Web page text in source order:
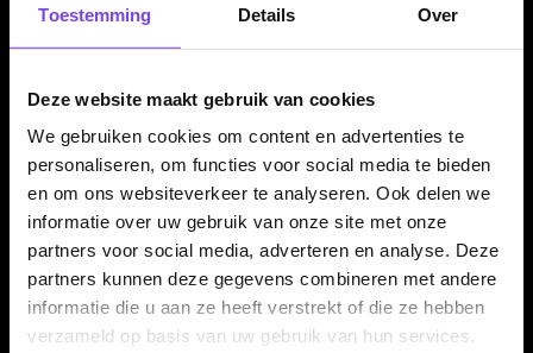
Toestemming Details Over
Deze website maakt gebruik van cookies
We gebruiken cookies om content en advertenties te
personaliseren, om functies voor social media te bieden
en om ons websiteverkeer te analyseren. Ook delen we
informatie over uw gebruik van onze site met onze
partners voor social media, adverteren en analyse. Deze
partners kunnen deze gegevens combineren met andere
informatie die u aan ze heeft verstrekt of die ze hebben
verzameld op basis van uw gebruik van hun services.
Bekijk service
Advies van echte darters Gratis verzending vanaf €40
Dartpijlen kopen bij McDartShop.nl
Wil jedartpijlen kopen? Bij McDartShop.nl vind je een ruim